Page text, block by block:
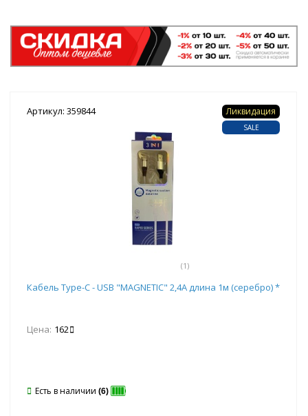
Артикул: 359844
(1)
Ликвидация
SALE
Кабель Type-C - USB "MAGNETIC" 2,4А длина 1м (серебро) *
Цена: 162
Есть в наличии (6)